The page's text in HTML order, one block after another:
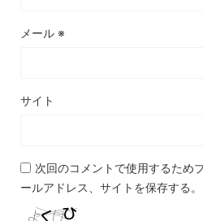
メール ※
サイト
次回のコメントで使用するため
ールアドレス、サイトを保存する。